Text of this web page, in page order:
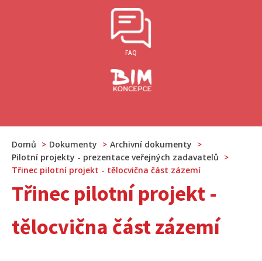
FAQ
Domů Dokumenty
Archivní dokumenty
Pilotní projekty - prezentace veřejných zadavatelů
Třinec pilotní projekt - tělocvična část zázemí
Třinec pilotní projekt -
tělocvična část zázemí